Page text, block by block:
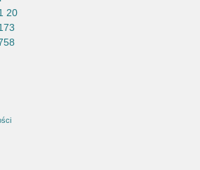
20